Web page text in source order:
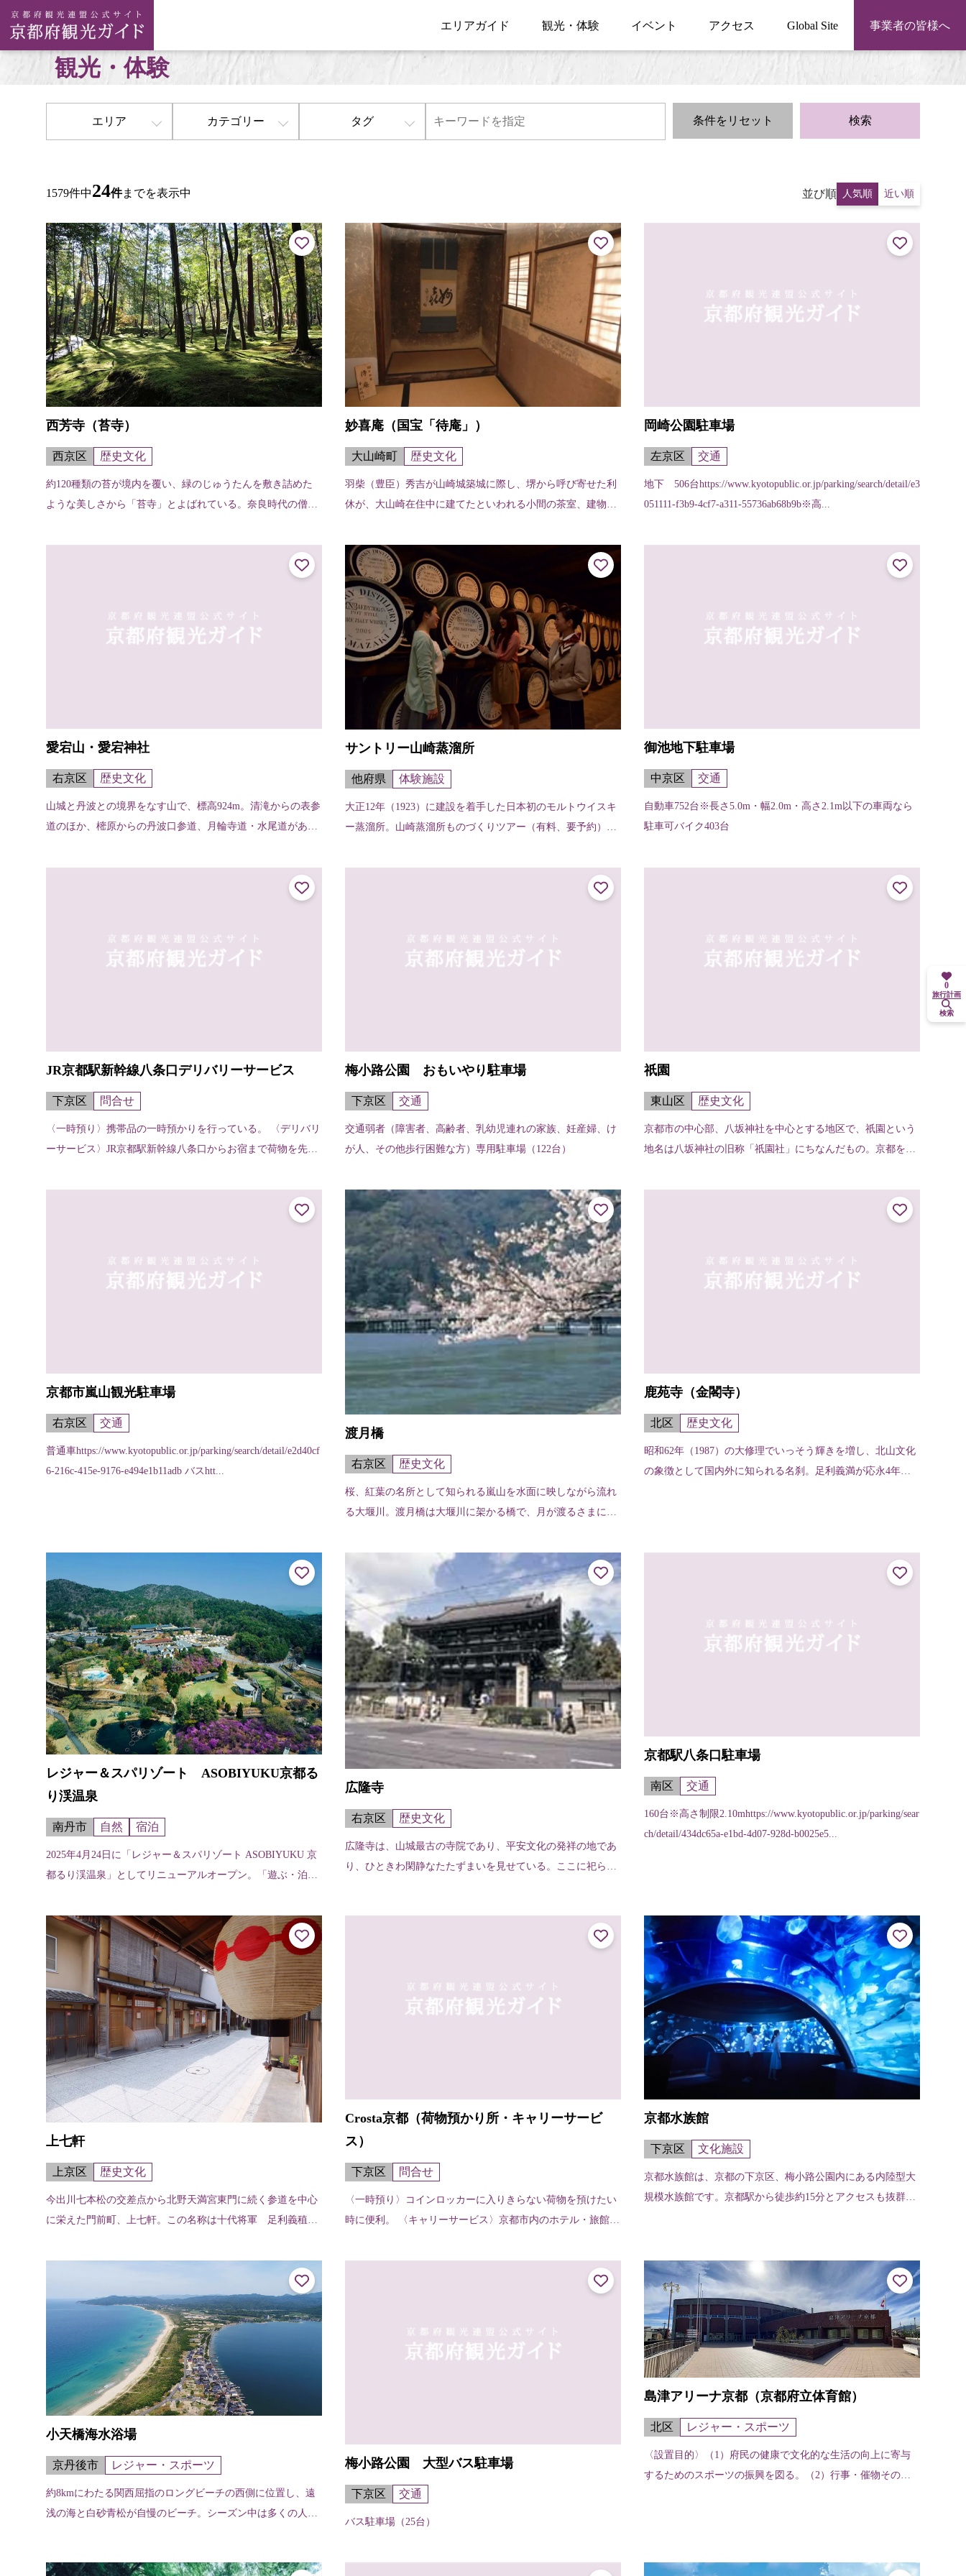
エリアガイド 観光・体験 イベント アクセス Global Site 事業者の皆様へ
観光・体験
エリア カテゴリー タグ 条件をリセット 検索
1579件中24件までを表示中 並び順 人気順 近い順
西芳寺（苔寺）
西京区 歴史文化
約120種類の苔が境内を覆い、緑のじゅうたんを敷き詰めた
ような美しさから「苔寺」とよばれている。奈良時代の僧行
暦応2年（1339）に夢窓...
妙喜庵（国宝「待庵」）
大山崎町 歴史文化
羽柴（豊臣）秀吉が山崎城築城に際し、堺から呼び寄せた利
休が、大山崎在住中に建てたといわれる小間の茶室、建物の
で、茶室では例のない地下窓をあけて...
岡崎公園駐車場
左京区 交通
地下 506台https://www.kyotopublic.or.jp/parking/search/detail/e3
051111-f3b9-4cf7-a311-55736ab68b9b※高...
愛宕山・愛宕神社
右京区 歴史文化
山城と丹波との境界をなす山で、標高924m。清滝からの表参
道のほか、樒原からの丹波口参道、月輪寺道・水尾道がある
頂には愛宕神社があり、古く...
サントリー山崎蒸溜所
他府県 体験施設
大正12年（1923）に建設を着手した日本初のモルトウイスキ
ー蒸溜所。山崎蒸溜所ものづくりツアー（有料、要予約）で
イスキー原酒のテイスティン...
御池地下駐車場
中京区 交通
自動車752台※長さ5.0m・幅2.0m・高さ2.1m以下の車両なら
駐車可バイク403台
JR京都駅新幹線八条口デリバリーサービス
下京区 問合せ
〈一時預り〉携帯品の一時預かりを行っている。 〈デリバリ
ーサービス〉JR京都駅新幹線八条口からお宿まで荷物を先に
能）【申し込み・受け取りの方法...
梅小路公園 おもいやり駐車場
下京区 交通
交通弱者（障害者、高齢者、乳幼児連れの家族、妊産婦、け
が人、その他歩行困難な方）専用駐車場（122台）
祇園
東山区 歴史文化
京都市の中心部、八坂神社を中心とする地区で、祇園という
地名は八坂神社の旧称「祇園社」にちなんだもの。京都を代
川南通・新橋通から南は団栗通まで...
京都市嵐山観光駐車場
右京区 交通
普通車https://www.kyotopublic.or.jp/parking/search/detail/e2d40cf
6-216c-415e-9176-e494e1b11adb バスhtt...
渡月橋
右京区 歴史文化
桜、紅葉の名所として知られる嵐山を水面に映しながら流れ
る大堰川。渡月橋は大堰川に架かる橋で、月が渡るさまに似
在のものは昭和9年（1934）に...
鹿苑寺（金閣寺）
北区 歴史文化
昭和62年（1987）の大修理でいっそう輝きを増し、北山文化
の象徴として国内外に知られる名刹。足利義満が応永4年（1
レジャー＆スパリゾート ASOBIYUKU京都る
り渓温泉
南丹市 自然 宿泊
2025年4月24日に「レジャー＆スパリゾート ASOBIYUKU 京
都るり渓温泉」としてリニューアルオープン。「遊ぶ・泊ま
たリゾートとして...
広隆寺
右京区 歴史文化
広隆寺は、山城最古の寺院であり、平安文化の発祥の地であ
り、ひときわ閑静なたたずまいを見せている。ここに祀られ
京都駅八条口駐車場
南区 交通
160台※高さ制限2.10mhttps://www.kyotopublic.or.jp/parking/sear
ch/detail/434dc65a-e1bd-4d07-928d-b0025e5...
上七軒
上京区 歴史文化
今出川七本松の交差点から北野天満宮東門に続く参道を中心
に栄えた門前町、上七軒。この名称は十代将軍 足利義稙の
とから起こったという。秀吉公の大...
Crosta京都（荷物預かり所・キャリーサービ
ス）
下京区 問合せ
〈一時預り〉コインロッカーに入りきらない荷物を預けたい
時に便利。 〈キャリーサービス〉京都市内のホテル・旅館な
てくれる。【申し込み・受け取り...
京都水族館
下京区 文化施設
京都水族館は、京都の下京区、梅小路公園内にある内陸型大
規模水族館です。京都駅から徒歩約15分とアクセスも抜群で
小天橋海水浴場
京丹後市 レジャー・スポーツ
約8kmにわたる関西屈指のロングビーチの西側に位置し、遠
浅の海と白砂青松が自慢のビーチ。シーズン中は多くの人で
梅小路公園 大型バス駐車場
下京区 交通
バス駐車場（25台）
島津アリーナ京都（京都府立体育館）
北区 レジャー・スポーツ
〈設置目的〉（1）府民の健康で文化的な生活の向上に寄与
するためのスポーツの振興を図る。（2）行事・催物その他
0
旅行計画
検索